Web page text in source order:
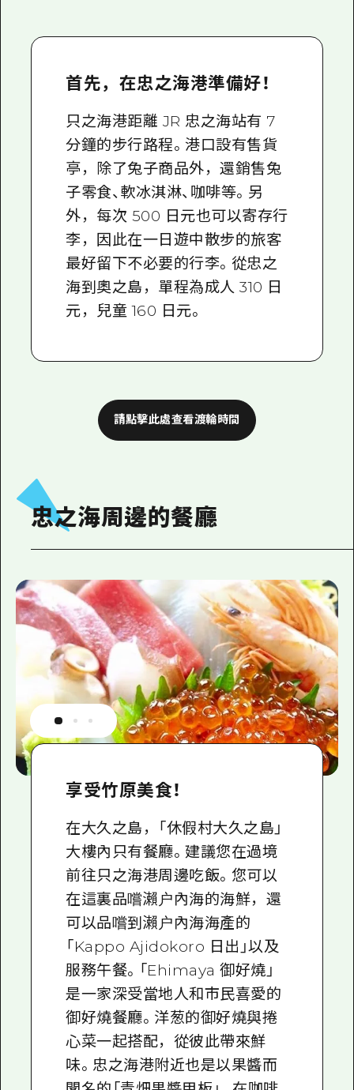
首先，在忠之海港準備好！
只之海港距離 JR 忠之海站有 7
分鐘的步行路程。港口設有售貨
亭，除了兔子商品外，還銷售兔
子零食、軟冰淇淋、咖啡等。另
外，每次 500 日元也可以寄存行
李，因此在一日遊中散步的旅客
最好留下不必要的行李。從忠之
海到奧之島，單程為成人 310 日
元，兒童 160 日元。
請點擊此處查看渡輪時間
忠之海周邊的餐廳
享受竹原美食！
在大久之島，「休假村大久之島」
大樓內只有餐廳。建議您在過境
前往只之海港周邊吃飯。您可以
在這裏品嚐瀨户內海的海鮮，還
可以品嚐到瀨户內海海產的
「Kappo Ajidokoro 日出」以及
服務午餐。「Ehimaya 御好燒」
是一家深受當地人和市民喜愛的
御好燒餐廳。洋葱的御好燒與捲
心菜一起搭配，從彼此帶來鮮
味。忠之海港附近也是以果醬而